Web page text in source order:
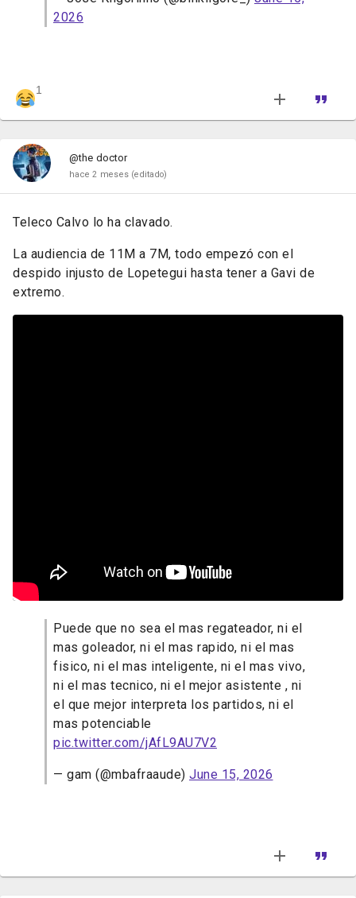
2026
1
@the doctor
hace 2 meses (editado)
Teleco Calvo lo ha clavado.
La audiencia de 11M a 7M, todo empezó con el
despido injusto de Lopetegui hasta tener a Gavi de
extremo.
Puede que no sea el mas regateador, ni el
mas goleador, ni el mas rapido, ni el mas
fisico, ni el mas inteligente, ni el mas vivo,
ni el mas tecnico, ni el mejor asistente , ni
el que mejor interpreta los partidos, ni el
mas potenciable
pic.twitter.com/jAfL9AU7V2
— gam (@mbafraaude) June 15, 2026